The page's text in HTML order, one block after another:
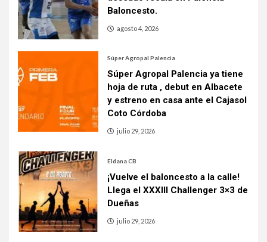
Baloncesto.
agosto 4, 2026
Súper Agropal Palencia
Súper Agropal Palencia ya tiene
hoja de ruta , debut en Albacete
y estreno en casa ante el Cajasol
Coto Córdoba
julio 29, 2026
Eldana CB
¡Vuelve el baloncesto a la calle!
Llega el XXXIII Challenger 3×3 de
Dueñas
julio 29, 2026